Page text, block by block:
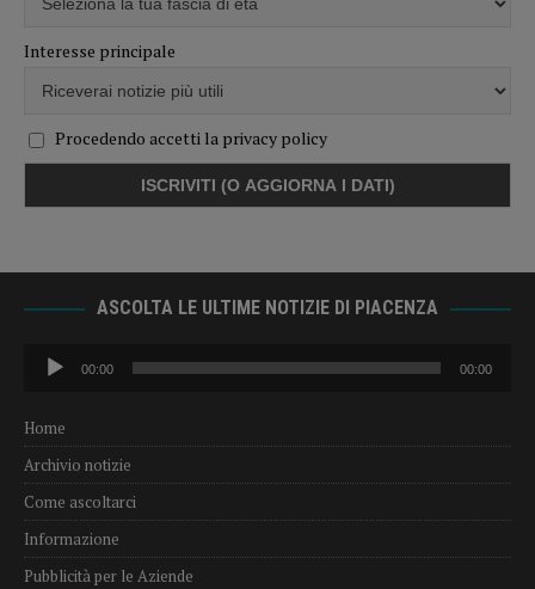
Interesse principale
Procedendo accetti la privacy policy
ASCOLTA LE ULTIME NOTIZIE DI PIACENZA
Audio
Player
00:00 00:00
Home
Archivio notizie
Come ascoltarci
Informazione
Pubblicità per le Aziende